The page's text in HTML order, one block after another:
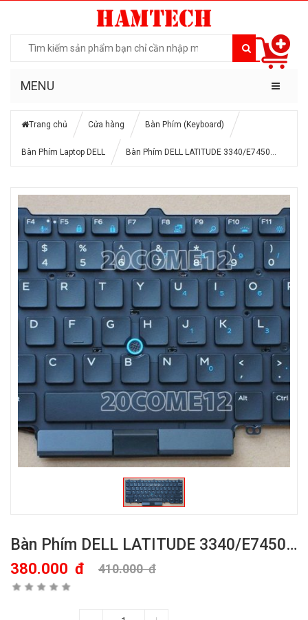
MENU
Trang chủ Cửa hàng Bàn Phím (Keyboard)
Bàn Phím Laptop DELL Bàn Phím DELL LATITUDE 3340/E7450…
Bàn Phím DELL LATITUDE 3340/E7450…
380.000 đ 410.000đ